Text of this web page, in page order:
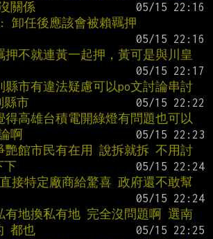
關係
: 卸任後應該會被賴羈押
不就連黃一起押，黃可是與川皇
市有違法疑慮可以po文討論串討
縣市
高雄台積電開綠燈有問題也可以
啊
艷館市民有在用 說拆就拆 不用討
下
接特定廠商給驚喜 政府還不敢幫
有地換私有地 完全沒問題啊 選南
都也